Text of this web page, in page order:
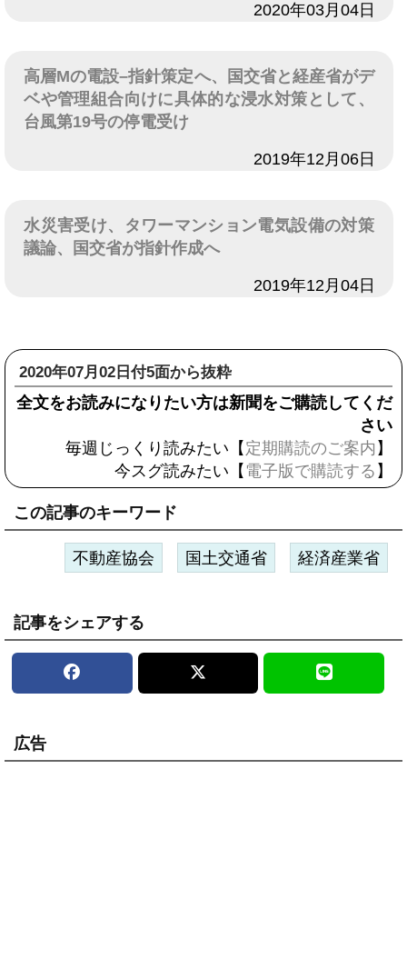
2020年03月04日
高層Mの電設–指針策定へ、国交省と経産省がデ
ベや管理組合向けに具体的な浸水対策として、
台風第19号の停電受け
2019年12月06日
水災害受け、タワーマンション電気設備の対策
議論、国交省が指針作成へ
2019年12月04日
2020年07月02日付5面から抜粋
全文をお読みになりたい方は新聞をご購読してくだ
さい
毎週じっくり読みたい【 定期購読のご案内 】
今スグ読みたい【 電子版で購読する 】
この記事のキーワード
不動産協会 国土交通省 経済産業省
記事をシェアする
広告